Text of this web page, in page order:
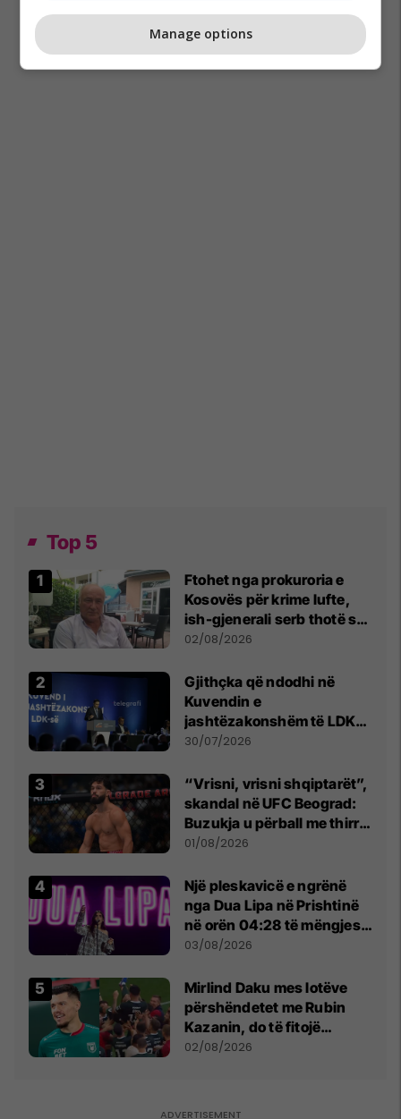
Top 5
Ftohet nga prokuroria e
Kosovës për krime lufte,
ish-gjenerali serb thotë se
dikush e tradhtoi në
02/08/2026
Gjithçka që ndodhi në
Kuvendin e
jashtëzakonshëm të LDK-
së
30/07/2026
“Vrisni, vrisni shqiptarët”,
skandal në UFC Beograd:
Buzukja u përball me thirrje
anti-shqiptare nga
01/08/2026
Një pleskavicë e ngrënë
nga Dua Lipa në Prishtinë
në orën 04:28 të mëngjesit
- dhe bota digjitale serbe
03/08/2026
Mirlind Daku mes lotëve
përshëndetet me Rubin
Kazanin, do të fitojë
miliona te Spartak Moska
02/08/2026
Manage options